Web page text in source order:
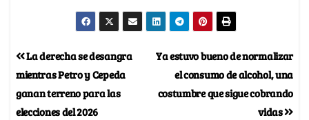
Ya estuvo bueno de normalizar
el consumo de alcohol, una
costumbre que sigue cobrando
vidas
La derecha se desangra
mientras Petro y Cepeda
ganan terreno para las
elecciones del 2026